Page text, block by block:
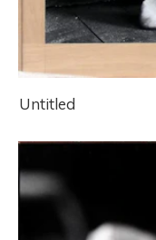
Untitled